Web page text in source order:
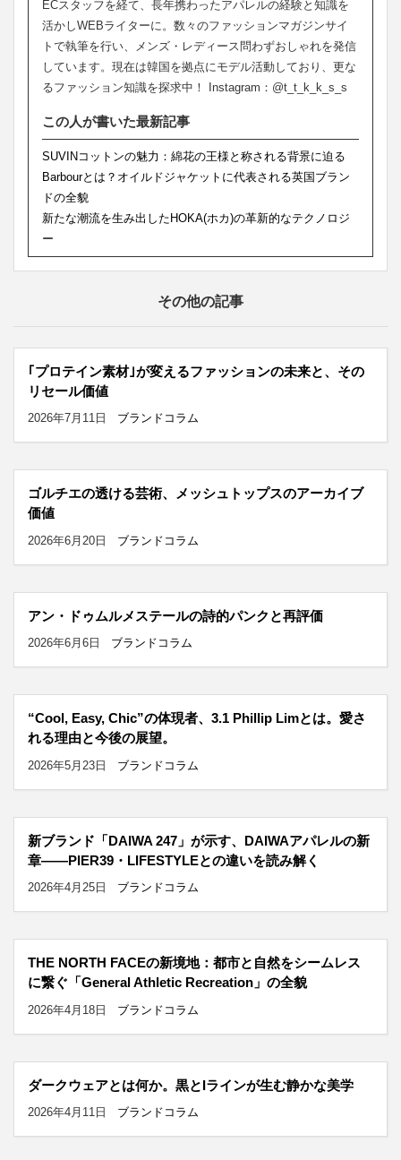
ECスタッフを経て、長年携わったアパレルの経験と知識を
活かしWEBライターに。数々のファッションマガジンサイ
トで執筆を行い、メンズ・レディース問わずおしゃれを発信
しています。現在は韓国を拠点にモデル活動しており、更な
るファッション知識を探求中！ Instagram：@t_t_k_k_s_s
この人が書いた最新記事
SUVINコットンの魅力：綿花の王様と称される背景に迫る
Barbourとは？オイルドジャケットに代表される英国ブラン
ドの全貌
新たな潮流を生み出したHOKA(ホカ)の革新的なテクノロジ
ー
その他の記事
｢プロテイン素材｣が変えるファッションの未来と、その
リセール価値
2026年7月11日 ブランドコラム
ゴルチエの透ける芸術、メッシュトップスのアーカイブ
価値
2026年6月20日 ブランドコラム
アン・ドゥムルメステールの詩的パンクと再評価
2026年6月6日 ブランドコラム
“Cool, Easy, Chic”の体現者、3.1 Phillip Limとは。愛さ
れる理由と今後の展望。
2026年5月23日 ブランドコラム
新ブランド「DAIWA 247」が示す、DAIWAアパレルの新
章——PIER39・LIFESTYLEとの違いを読み解く
2026年4月25日 ブランドコラム
THE NORTH FACEの新境地：都市と自然をシームレス
に繋ぐ「General Athletic Recreation」の全貌
2026年4月18日 ブランドコラム
ダークウェアとは何か。黒とIラインが生む静かな美学
2026年4月11日 ブランドコラム